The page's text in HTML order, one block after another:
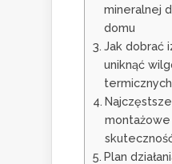
mineralnej
domu
Jak dobrać
uniknąć
montażowe
Plan